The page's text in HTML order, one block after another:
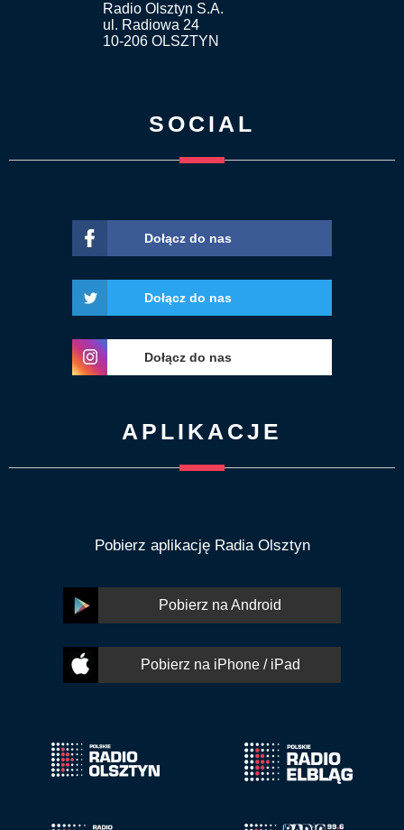
Radio Olsztyn S.A.
ul. Radiowa 24
10-206 OLSZTYN
SOCIAL
Dołącz do nas
Dołącz do nas
Dołącz do nas
APLIKACJE
Pobierz aplikację Radia Olsztyn
Pobierz na Android
Pobierz na iPhone / iPad